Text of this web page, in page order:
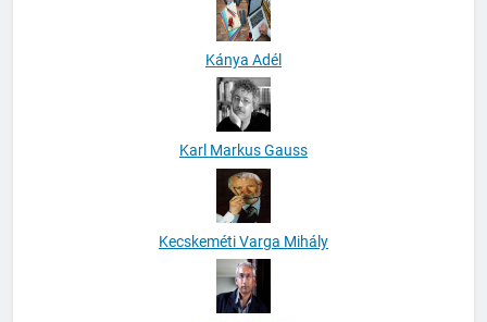
Kánya Adél
Karl Markus Gauss
Kecskeméti Varga Mihály